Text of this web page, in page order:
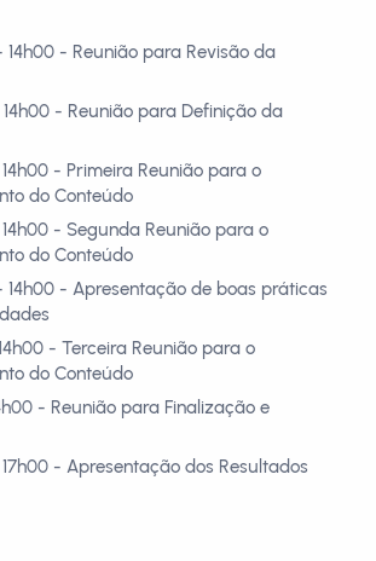
- Reunião para Revisão da
- Reunião para Definição da
- Primeira Reunião para o
do Conteúdo
- Segunda Reunião para o
do Conteúdo
- Apresentação de boas práticas
- Terceira Reunião para o
do Conteúdo
- Reunião para Finalização e
- Apresentação dos Resultados